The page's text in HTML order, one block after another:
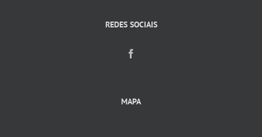
REDES SOCIAIS
MAPA